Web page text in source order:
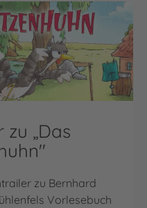
„Das
zu Bernhard
Vorlesebuch